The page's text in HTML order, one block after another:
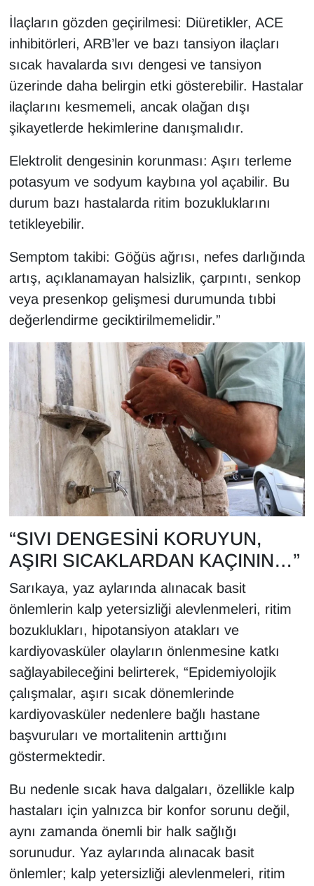
İlaçların gözden geçirilmesi: Diüretikler, ACE
inhibitörleri, ARB’ler ve bazı tansiyon ilaçları
sıcak havalarda sıvı dengesi ve tansiyon
üzerinde daha belirgin etki gösterebilir. Hastalar
ilaçlarını kesmemeli, ancak olağan dışı
şikayetlerde hekimlerine danışmalıdır.
Elektrolit dengesinin korunması: Aşırı terleme
potasyum ve sodyum kaybına yol açabilir. Bu
durum bazı hastalarda ritim bozukluklarını
tetikleyebilir.
Semptom takibi: Göğüs ağrısı, nefes darlığında
artış, açıklanamayan halsizlik, çarpıntı, senkop
veya presenkop gelişmesi durumunda tıbbi
değerlendirme geciktirilmemelidir.”
“SIVI DENGESİNİ KORUYUN,
AŞIRI SICAKLARDAN KAÇININ…”
Sarıkaya, yaz aylarında alınacak basit
önlemlerin kalp yetersizliği alevlenmeleri, ritim
bozuklukları, hipotansiyon atakları ve
kardiyovasküler olayların önlenmesine katkı
sağlayabileceğini belirterek, “Epidemiyolojik
çalışmalar, aşırı sıcak dönemlerinde
kardiyovasküler nedenlere bağlı hastane
başvuruları ve mortalitenin arttığını
göstermektedir.
Bu nedenle sıcak hava dalgaları, özellikle kalp
hastaları için yalnızca bir konfor sorunu değil,
aynı zamanda önemli bir halk sağlığı
sorunudur. Yaz aylarında alınacak basit
önlemler; kalp yetersizliği alevlenmeleri, ritim